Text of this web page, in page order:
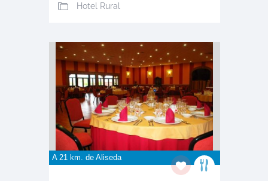
Hotel Rural
A 21 km. de Aliseda